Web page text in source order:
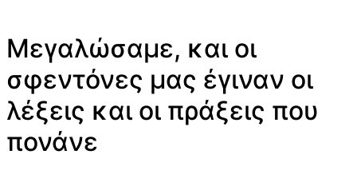
Μεγαλώσαμε, και οι
σφεντόνες μας έγιναν οι
λέξεις και οι πράξεις που
πονάνε